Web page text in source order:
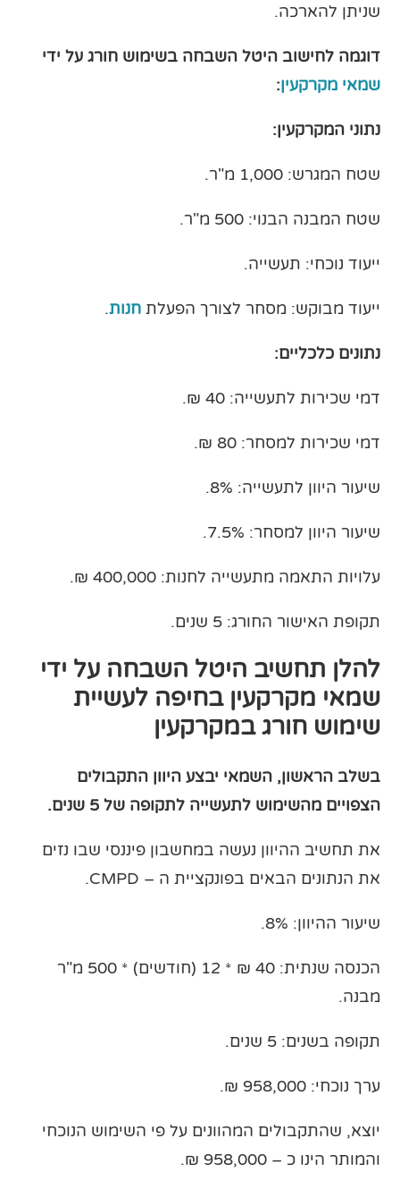
שניתן להארכה.
דוגמה לחישוב היטל השבחה בשימוש חורג על ידי
שמאי מקרקעין:
נתוני המקרקעין:
שטח המגרש: 1,000 מ"ר.
שטח המבנה הבנוי: 500 מ"ר.
ייעוד נוכחי: תעשייה.
ייעוד מבוקש: מסחר לצורך הפעלתחנות.
נתונים כלכליים:
דמי שכירות לתעשייה: 40 ₪.
דמי שכירות למסחר: 80 ₪.
שיעור היוון לתעשייה: 8%.
שיעור היוון למסחר: 7.5%.
עלויות התאמה מתעשייה לחנות: 400,000 ₪.
תקופת האישור החורג: 5 שנים.
להלן תחשיב היטל השבחה על ידי
שמאי מקרקעין בחיפה לעשיית
שימוש חורג במקרקעין
בשלב הראשון, השמאי יבצע היוון התקבולים
הצפויים מהשימוש לתעשייה לתקופה של 5 שנים.
את תחשיב ההיוון נעשה במחשבון פיננסי שבו נזים
את הנתונים הבאים בפונקציית ה – CMPD.
שיעור ההיוון: 8%.
הכנסה שנתית: 40 ₪ * 12 (חודשים) * 500 מ"ר
מבנה.
תקופה בשנים: 5 שנים.
ערך נוכחי: 958,000 ₪.
יוצא, שהתקבולים המהוונים על פי השימוש הנוכחי
והמותר הינו כ – 958,000 ₪.